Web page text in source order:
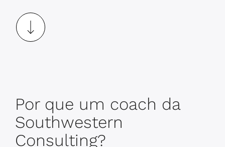
Por que um coach da
Southwestern
Consulting?